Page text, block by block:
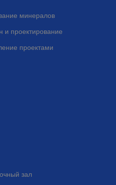
минералов
и проектирование
проектами
зал